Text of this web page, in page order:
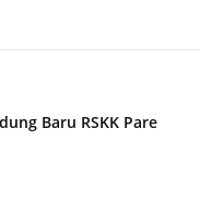
Baru RSKK Pare